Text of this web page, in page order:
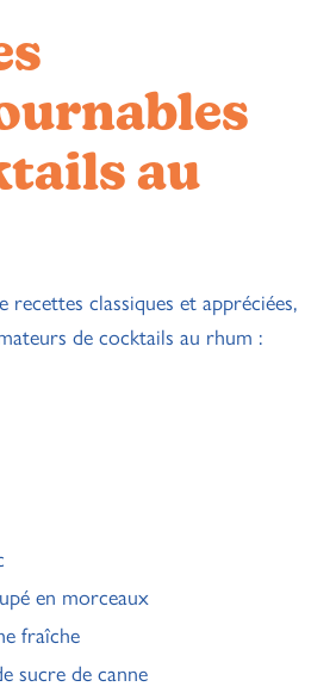
au
recettes classiques et appréciées,
de cocktails au rhum :
en morceaux
fraîche
sucre de canne